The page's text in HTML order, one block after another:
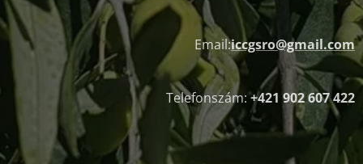
Email:iccgsro@gmail.com
Telefonszám:+421 902 607 422